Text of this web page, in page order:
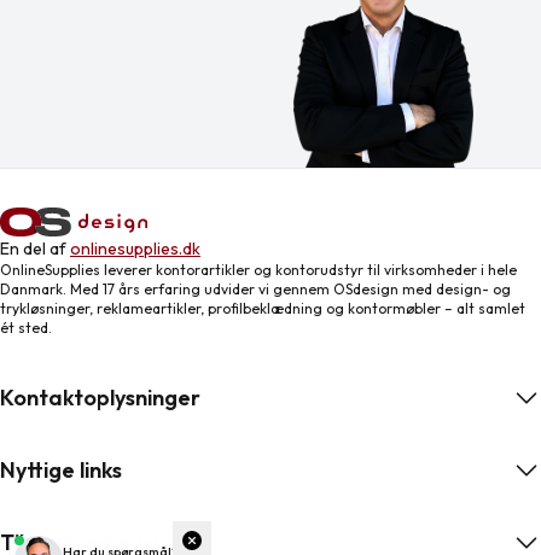
En del afonlinesupplies.dk
OnlineSupplies leverer kontorartikler og kontorudstyr til virksomheder i hele
Danmark. Med 17 års erfaring udvider vi gennem OSdesign med design- og
trykløsninger, reklameartikler, profilbeklædning og kontormøbler – alt samlet
ét sted.
Kontaktoplysninger
Nyttige links
Tilmeld nyhedsbrev